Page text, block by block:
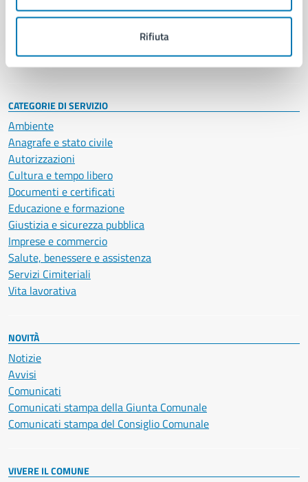
Rifiuta
Politici
Intranet, posta aziendale e protocollo
CATEGORIE DI SERVIZIO
Ambiente
Anagrafe e stato civile
Autorizzazioni
Cultura e tempo libero
Documenti e certificati
Educazione e formazione
Giustizia e sicurezza pubblica
Imprese e commercio
Salute, benessere e assistenza
Servizi Cimiteriali
Vita lavorativa
NOVITÀ
Notizie
Avvisi
Comunicati
Comunicati stampa della Giunta Comunale
Comunicati stampa del Consiglio Comunale
VIVERE IL COMUNE